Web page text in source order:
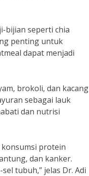
bijian seperti chia
penting untuk
dapat menjadi
brokoli, dan kacang
sebagai lauk
dan nutrisi
protein
dan kanker.
tubuh,” jelas Dr. Adi